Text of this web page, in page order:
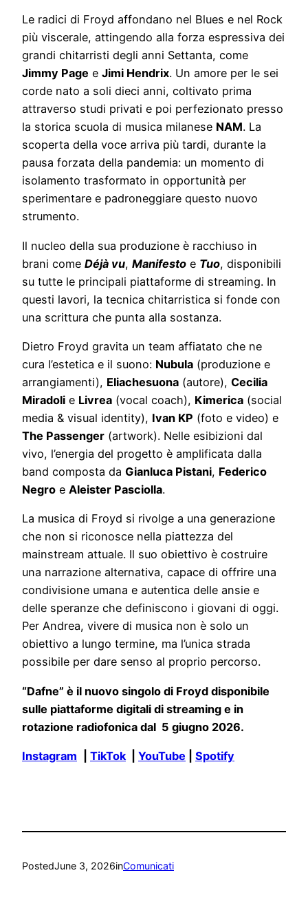
Le radici di Froyd affondano nel Blues e nel Rock
più viscerale, attingendo alla forza espressiva dei
grandi chitarristi degli anni Settanta, come
Jimmy Page e Jimi Hendrix. Un amore per le sei
corde nato a soli dieci anni, coltivato prima
attraverso studi privati e poi perfezionato presso
la storica scuola di musica milanese NAM. La
scoperta della voce arriva più tardi, durante la
pausa forzata della pandemia: un momento di
isolamento trasformato in opportunità per
sperimentare e padroneggiare questo nuovo
strumento.
Il nucleo della sua produzione è racchiuso in
brani come Déjà vu, Manifesto e Tuo, disponibili
su tutte le principali piattaforme di streaming. In
questi lavori, la tecnica chitarristica si fonde con
una scrittura che punta alla sostanza.
Dietro Froyd gravita un team affiatato che ne
cura l’estetica e il suono: Nubula (produzione e
arrangiamenti), Eliachesuona (autore), Cecilia
Miradoli e Livrea (vocal coach), Kimerica (social
media & visual identity), Ivan KP (foto e video) e
The Passenger (artwork). Nelle esibizioni dal
vivo, l’energia del progetto è amplificata dalla
band composta da Gianluca Pistani, Federico
Negro e Aleister Pasciolla.
La musica di Froyd si rivolge a una generazione
che non si riconosce nella piattezza del
mainstream attuale. Il suo obiettivo è costruire
una narrazione alternativa, capace di offrire una
condivisione umana e autentica delle ansie e
delle speranze che definiscono i giovani di oggi.
Per Andrea, vivere di musica non è solo un
obiettivo a lungo termine, ma l’unica strada
possibile per dare senso al proprio percorso.
“Dafne” è il nuovo singolo di Froyd disponibile
sulle piattaforme digitali di streaming e in
rotazione radiofonica dal 5 giugno 2026.
Instagram TikTok YouTube Spotify
PostedJune 3, 2026inComunicati